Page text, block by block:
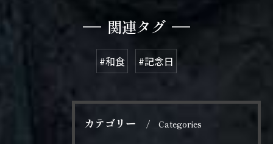
関連タグ
#和食 #記念日
カテゴリー Categories